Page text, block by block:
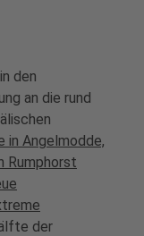
den
an die rund
in Angelmodde,
Rumphorst
der